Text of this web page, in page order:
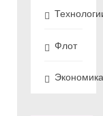
Флот
Экономика